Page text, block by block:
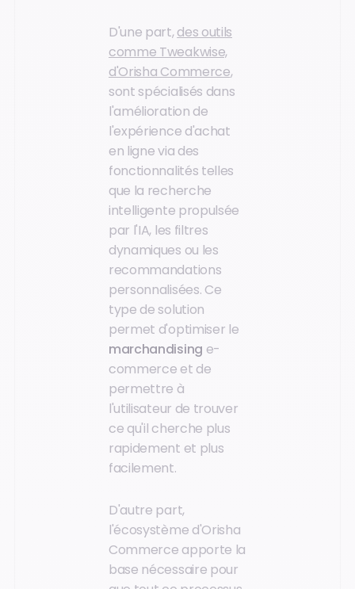
D'une part, des outils
comme Tweakwise,
d'Orisha Commerce,
sont spécialisés dans
l'amélioration de
l'expérience d'achat
en ligne via des
fonctionnalités telles
que la recherche
intelligente propulsée
par l'IA, les filtres
dynamiques ou les
recommandations
personnalisées. Ce
type de solution
permet d'optimiser le
marchandising e-
commerce et de
permettre à
l'utilisateur de trouver
ce qu'il cherche plus
rapidement et plus
facilement.
D'autre part,
l'écosystème d'Orisha
Commerce apporte la
base nécessaire pour